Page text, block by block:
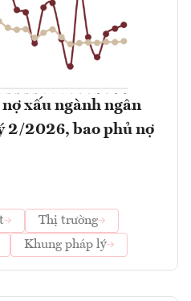
xấu ngành ngân
2/2026, bao phủ nợ
Thị trường
Khung pháp lý